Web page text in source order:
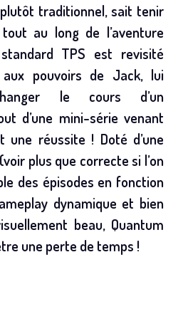
traditionnel, sait tenir
au long de l’aventure
TPS est revisité
pouvoirs de Jack, lui
le cours d’un
d’une mini-série venant
une réussite ! Doté d’une
plus que correcte si l’on
des épisodes en fonction
dynamique et bien
beau, Quantum
une perte de temps !